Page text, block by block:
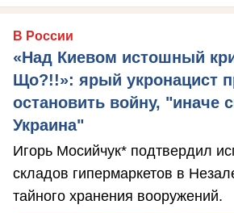
В России
«Над Киевом истошный
Що?!!»: ярый укронацист
остановить войну, "иначе
Украина"
Игорь Мосийчук* подтвердил
складов гипермаркетов в
тайного хранения вооружений.